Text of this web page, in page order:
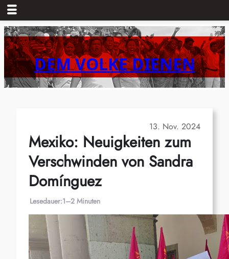
Zum
Inhalt
springenDEM VOLKE DIENEN
13. Nov. 2024
Mexiko: Neuigkeiten zum
Verschwinden von Sandra
Domínguez
Lesedauer:1–2 Minuten